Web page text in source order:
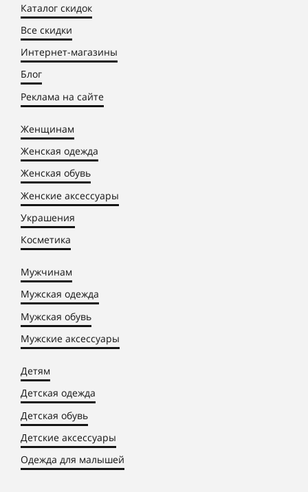
Каталог скидок
Все скидки
Интернет-магазины
Блог
Реклама на сайте
Женщинам
Женская одежда
Женская обувь
Женские аксессуары
Украшения
Косметика
Мужчинам
Мужская одежда
Мужская обувь
Мужские аксессуары
Детям
Детская одежда
Детская обувь
Детские аксессуары
Одежда для малышей